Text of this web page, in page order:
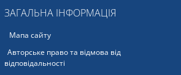
ЗАГАЛЬНА ІНФОРМАЦІЯ
Мапа сайту
Авторське право та відмова від
відповідальності